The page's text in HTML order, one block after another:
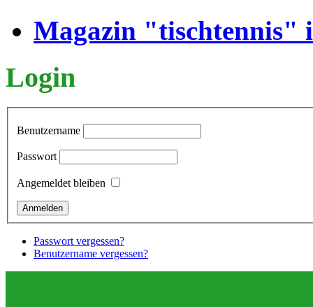
Magazin "tischtennis"
Login
Benutzername
Passwort
Angemeldet bleiben
Passwort vergessen?
Benutzername vergessen?